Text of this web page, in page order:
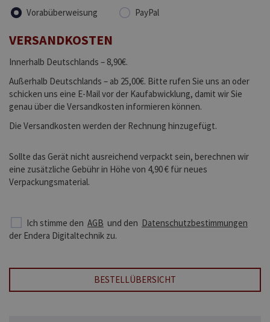
Vorabüberweisung PayPal
VERSANDKOSTEN
Innerhalb Deutschlands – 8,90€.
Außerhalb Deutschlands – ab 25,00€. Bitte rufen Sie uns an oder
schicken uns eine E-Mail vor der Kaufabwicklung, damit wir Sie
genau über die Versandkosten informieren können.
Die Versandkosten werden der Rechnung hinzugefügt.
Sollte das Gerät nicht ausreichend verpackt sein, berechnen wir
eine zusätzliche Gebühr in Höhe von 4,90 € für neues
Verpackungsmaterial.
Ich stimme den AGB und den Datenschutzbestimmungen
der Endera Digitaltechnik zu.
BESTELLÜBERSICHT